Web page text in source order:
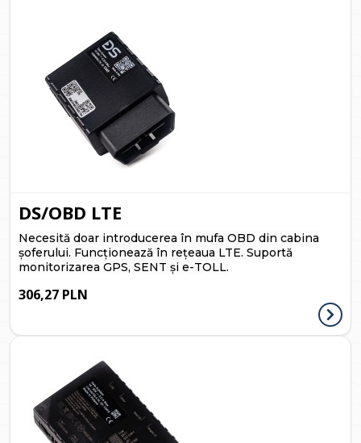
DS/OBD LTE
Necesită doar introducerea în mufa OBD din cabina
șoferului. Funcționează în rețeaua LTE. Suportă
monitorizarea GPS, SENT și e-TOLL.
306,27 PLN